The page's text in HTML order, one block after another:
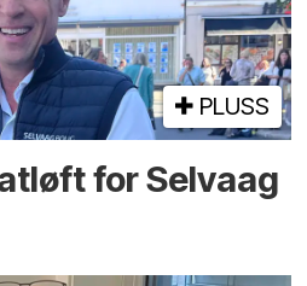
PLUSS
for Selvaag